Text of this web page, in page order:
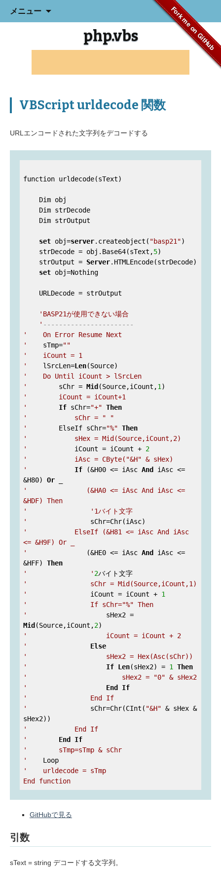
Fork me on GitHub
メニュー
キ
php.vbs
VBScript urldecode 関数
URLエンコードされた文字列をデコードする
function urldecode(sText)
set obj=server.createobject( "basp21")
    strDecode = obj.Base64(sText,
5)
    strOutput =
Server.HTMLEncode(strDecode)
set obj=Nothing
'BASP21が使用できない場合
    '
-----------------------
'    On Error Resume Next
'
    sTmp=
""
'    iCount = 1
'
    lSrcLen=
Len
'    Do Until iCount > lSrcLen
'
        sChr =
Mid (Source,iCount,1
'        iCount = iCount+1
'
If sChr="+" Then
'            sChr = " "
'
        ElseIf sChr=
"%" Then
'            sHex = Mid(Source,iCount,2)
'
            iCount = iCount +
2
'            iAsc = CByte("&H" & sHex)
'
If (&H00 <= iAsc And
iAsc <=
&H80) Or
'               (&HA0 <= iAsc And iAsc <=
&HDF) Then
'
'1バイト文字
'
'            ElseIf (&H81 <= iAsc And iAsc
<= &H9F) Or _
'
               (&HE0 <= iAsc
And
iAsc <=
&HFF) Then
'                ' 2
'                sChr = Mid(Source,iCount,1)
'
                iCount = iCount +
1
'                If sChr="%" Then
'
Mid (Source,iCount,2
'                    iCount = iCount + 2
'
Else
'                    sHex2 = Hex(Asc(sChr))
'
If Len(sHex2) = 1
Then
'                        sHex2 = "0" & sHex2
'
End
If
'                End If
'
                sChr=Chr(CInt(
"&H" & sHex &
'            End If
'
End
If
'        sTmp=sTmp & sChr
'
'    urldecode = sTmp
GitHubで見る
引数
sText = string デコードする文字列。